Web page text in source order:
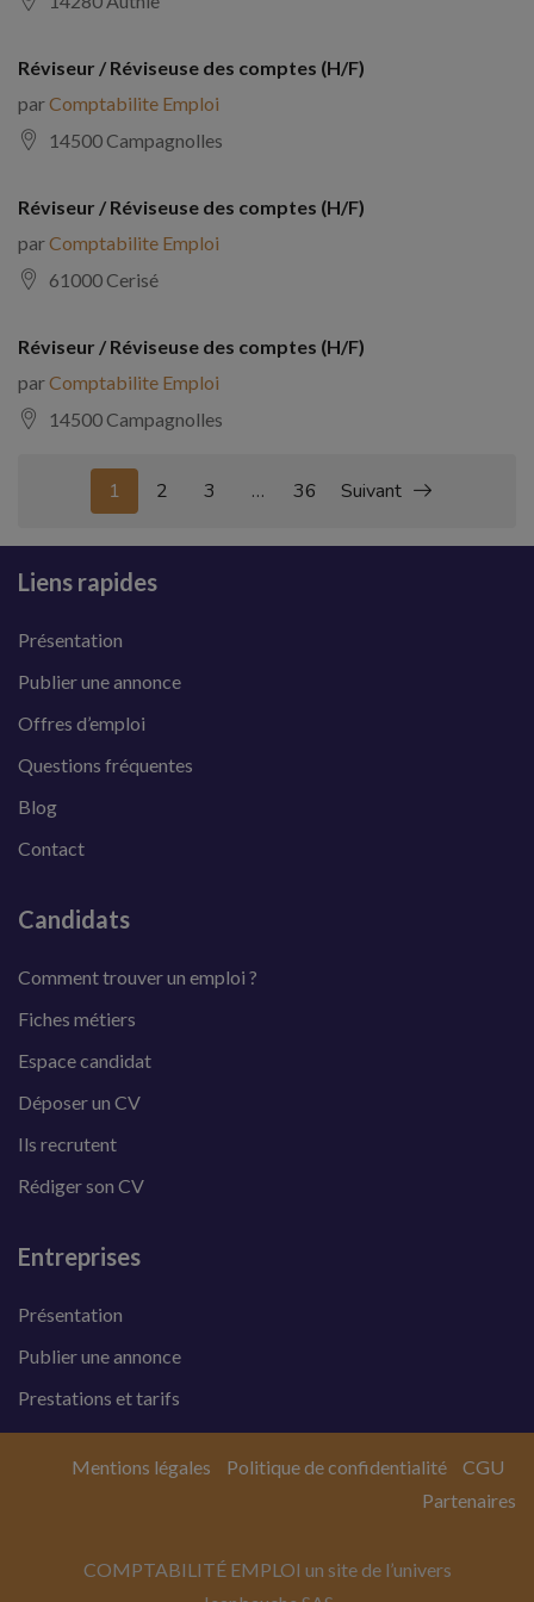
Réviseur / Réviseuse des comptes (H/F)
parComptabilite Emploi
14500 Campagnolles
Réviseur / Réviseuse des comptes (H/F)
parComptabilite Emploi
61000 Cerisé
Réviseur / Réviseuse des comptes (H/F)
parComptabilite Emploi
14500 Campagnolles
1 2 3 … 36 Suivant
Liens rapides
Présentation
Publier une annonce
Offres d’emploi
Questions fréquentes
Blog
Contact
Candidats
Comment trouver un emploi ?
Fiches métiers
Espace candidat
Déposer un CV
Ils recrutent
Rédiger son CV
Entreprises
Présentation
Publier une annonce
Prestations et tarifs
COMPTABILITÉ EMPLOI un site de l’univers
Mentions légales Politique de confidentialité
CGU
Partenaires